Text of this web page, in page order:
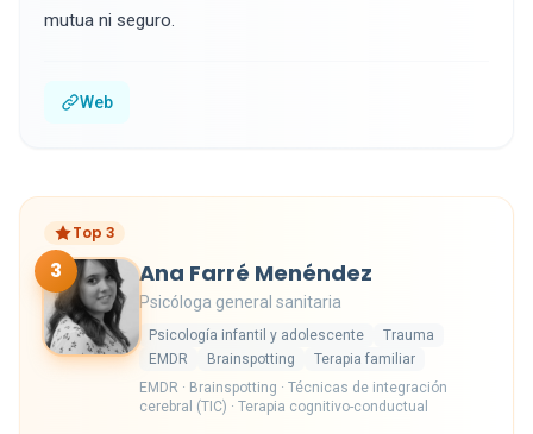
mutua ni seguro.
Web
Top 3
3 Ana Farré Menéndez
Psicóloga general sanitaria
Psicología infantil y adolescente
Trauma
EMDR
Brainspotting
Terapia familiar
EMDR · Brainspotting · Técnicas de integración
cerebral (TIC) · Terapia cognitivo-conductual